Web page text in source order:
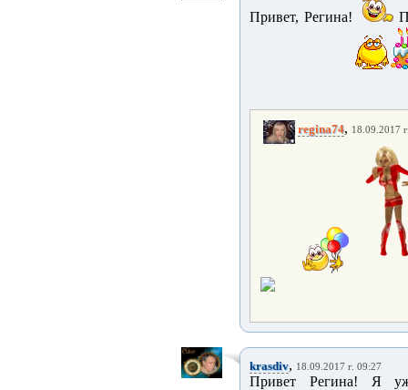
Привет, Регина!
regina74, 18.09.2017
krasdiv, 18.09.2017 г. 09:27
Привет Регина! Я